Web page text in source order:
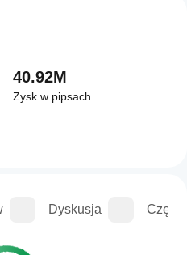
Dyskusja
40.92M
Zysk w pipsach